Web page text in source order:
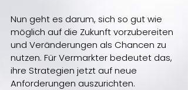
Nun geht es darum, sich so gut wie
möglich auf die Zukunft vorzubereiten
und Veränderungen als Chancen zu
nutzen. Für Vermarkter bedeutet das,
ihre Strategien jetzt auf neue
Anforderungen auszurichten.